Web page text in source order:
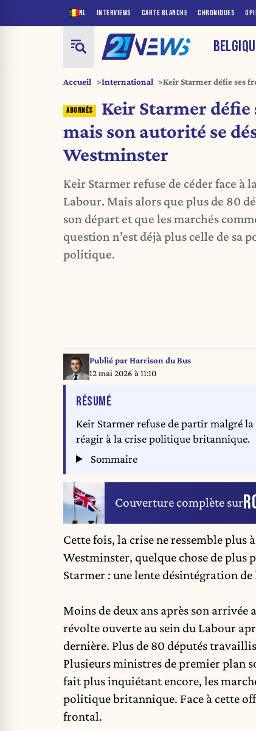
NL INTERVIEWS CARTE BLANCHE CHRONIQUES
Accueil International
Keir Starmer défie ses
Keir Starmer défie
mais son autorité se
Westminster
Keir Starmer refuse de céder face à
Labour. Mais alors que plus de 80
son départ et que les marchés
question n’est déjà plus celle de sa
politique.
Publié parHarrison du Bus
12 mai 2026 à 11:10
RÉSUMÉDE L'ARTICLE
Keir Starmer refuse de partir malgré
réagir à la crise politique britannique.
Sommaire
Couverture complète sur
Cette fois, la crise ne ressemble plus
Westminster, quelque chose de plus
Starmer : une lentedésintégration
Moins de deux ans après son arrivée
révolte ouverte au sein du Labour
dernière. Plus de 80 députés
Plusieurs ministres de premier plan
fait plus inquiétant encore, les
politique britannique. Face à cette
frontal.